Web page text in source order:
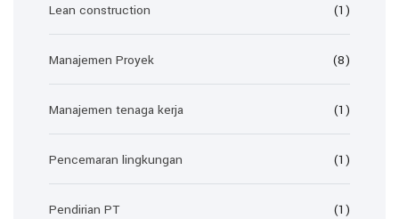
Lean construction (1)
Manajemen Proyek (8)
Manajemen tenaga kerja (1)
Pencemaran lingkungan (1)
Pendirian PT (1)